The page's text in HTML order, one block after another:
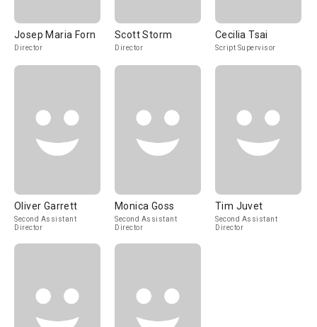
Josep Maria Forn
Director
Scott Storm
Director
Cecilia Tsai
Script Supervisor
Oliver Garrett
Second Assistant
Director
Monica Goss
Second Assistant
Director
Tim Juvet
Second Assistant
Director